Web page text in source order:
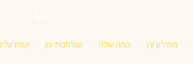
מחירון עץ כמה עולה שולחנות עץ קצת